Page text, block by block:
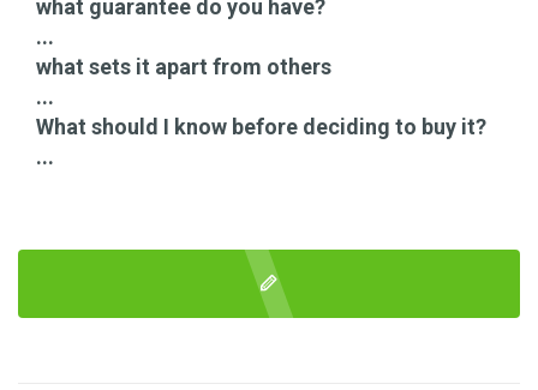
what guarantee do you have?
...
what sets it apart from others
...
What should I know before deciding to buy it?
...